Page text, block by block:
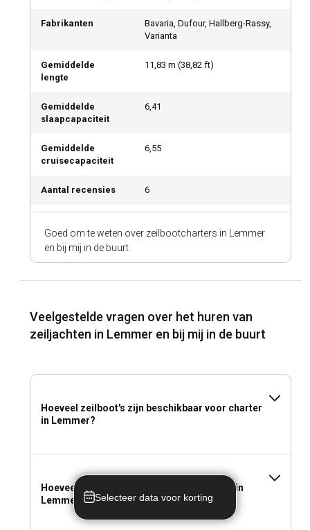
Goed om te weten over zeilbootcharters in Lemmer
en bij mij in de buurt
Fabrikanten
Bavaria, Dufour, Hallberg-Rassy,
Varianta
Gemiddelde
lengte
11,83 m (38,82 ft)
Gemiddelde
slaapcapaciteit
6,41
Gemiddelde
cruisecapaciteit
6,55
Aantal recensies 6
Veelgestelde vragen over het huren van
zeiljachten in Lemmer en bij mij in de buurt
Hoeveel zeilboot's zijn beschikbaar voor charter
in Lemmer?
Hoeveel kost het om een zeilboot te huren in
Lemmer?
Selecteer data voor korting